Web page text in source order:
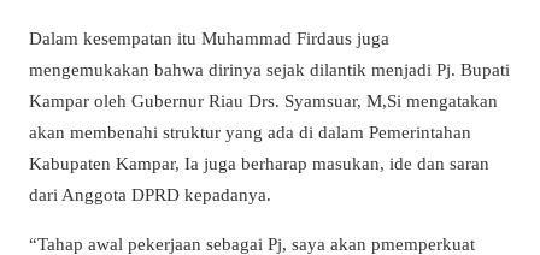
Dalam kesempatan itu Muhammad Firdaus juga
mengemukakan bahwa dirinya sejak dilantik menjadi Pj. Bupati
Kampar oleh Gubernur Riau Drs. Syamsuar, M,Si mengatakan
akan membenahi struktur yang ada di dalam Pemerintahan
Kabupaten Kampar, Ia juga berharap masukan, ide dan saran
dari Anggota DPRD kepadanya.
“Tahap awal pekerjaan sebagai Pj, saya akan pmemperkuat